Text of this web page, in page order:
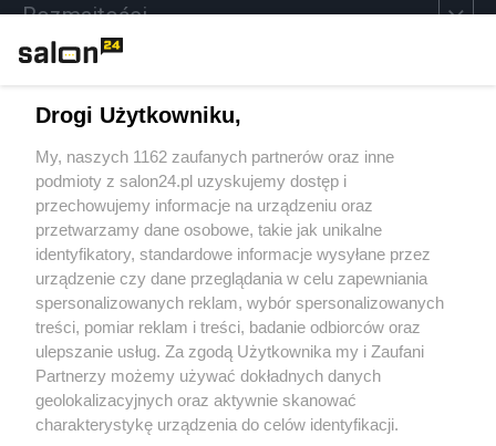
Rozmaitości
Sport
Społeczeństwo
Kultura
X Facebook Instagram Youtube
Drogi Użytkowniku,
My, naszych 1162 zaufanych partnerów oraz inne
podmioty z salon24.pl uzyskujemy dostęp i
przechowujemy informacje na urządzeniu oraz
przetwarzamy dane osobowe, takie jak unikalne
identyfikatory, standardowe informacje wysyłane przez
urządzenie czy dane przeglądania w celu zapewniania
spersonalizowanych reklam, wybór spersonalizowanych
treści, pomiar reklam i treści, badanie odbiorców oraz
ulepszanie usług. Za zgodą Użytkownika my i Zaufani
Partnerzy możemy używać dokładnych danych
geolokalizacyjnych oraz aktywnie skanować
charakterystykę urządzenia do celów identyfikacji.